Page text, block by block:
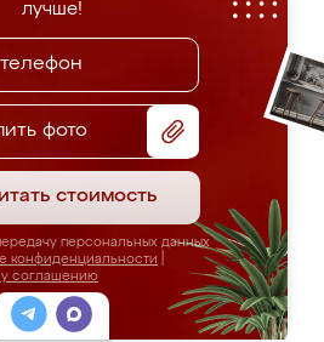
лучше!
фото
стоимость
персональных данных
конфиденциальности
соглашению